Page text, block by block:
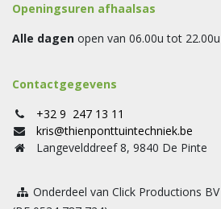
Openingsuren afhaalsas
Alle dagen open van 06.00u tot 22.00u
Contactgegevens
+32 9 247 13 11
kris@thienponttuintechniek.be
Langevelddreef 8, 9840 De Pinte
Onderdeel van Click Productions BV